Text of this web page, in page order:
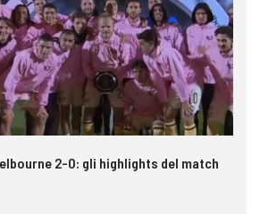
2-0: gli highlights del match